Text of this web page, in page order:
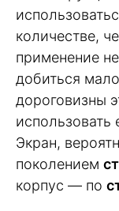
количестве,
применение
добиться
дороговизны
использовать
Экран,
поколением
корпус — по